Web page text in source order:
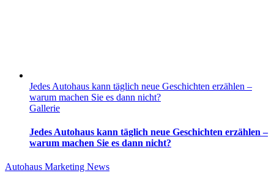
Jedes Autohaus kann täglich neue Geschichten erzählen –
warum machen Sie es dann nicht?
Gallerie
Jedes Autohaus kann täglich neue Geschichten erzählen –
warum machen Sie es dann nicht?
Autohaus Marketing News